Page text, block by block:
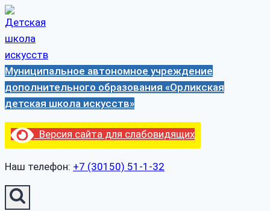
Перейти
к
содержимому
Муниципальное автономное учреждение
дополнительного образования «Орликская
детская школа искусств»
Версия сайта для слабовидящих
Наш телефон: +7 (30150) 51-1-32